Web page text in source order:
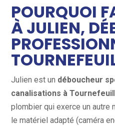
POURQUOI
À JULIEN,
Julien est un déboucheur
canalisations à
plombier qui exerce un autre
le matériel adapté (caméra